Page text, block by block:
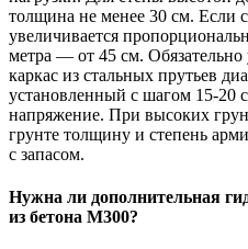
толщина не менее 30 см. Если
увеличивается
метра — от 45 см.
каркас из стальных прутьев
установленный с шагом 15-20
напряжение. При высоких
грунте толщину и степень
с запасом.
Нужна ли дополнительная
из бетона М300?